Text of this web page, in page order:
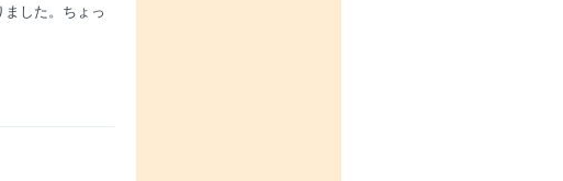
した。ちょっ